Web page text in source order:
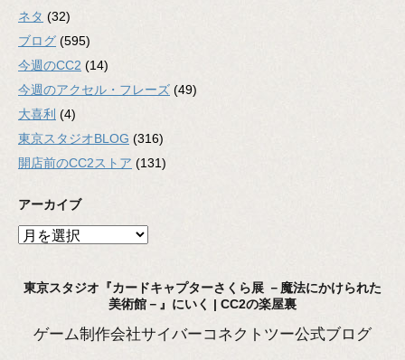
ネタ (32)
ブログ (595)
今週のCC2 (14)
今週のアクセル・フレーズ (49)
大喜利 (4)
東京スタジオBLOG (316)
開店前のCC2ストア (131)
アーカイブ
ア
イ
東京スタジオ『カードキャプターさくら展 －魔法にかけられた
美術館－』にいく | CC2の楽屋裏
ゲーム制作会社サイバーコネクトツー公式ブログ